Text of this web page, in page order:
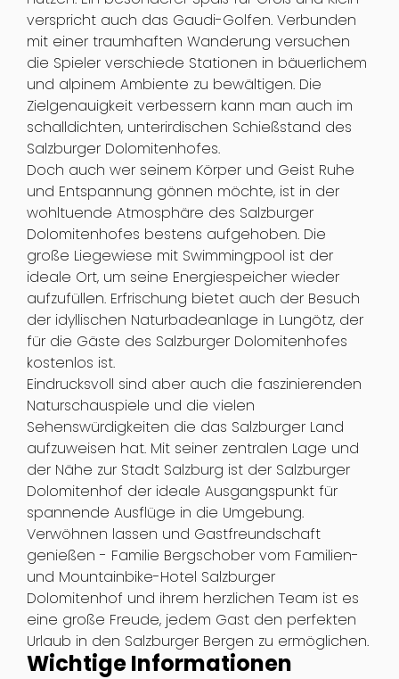
verspricht auch das Gaudi-Golfen. Verbunden
mit einer traumhaften Wanderung versuchen
die Spieler verschiede Stationen in bäuerlichem
und alpinem Ambiente zu bewältigen. Die
Zielgenauigkeit verbessern kann man auch im
schalldichten, unterirdischen Schießstand des
Salzburger Dolomitenhofes.
Doch auch wer seinem Körper und Geist Ruhe
und Entspannung gönnen möchte, ist in der
wohltuende Atmosphäre des Salzburger
Dolomitenhofes bestens aufgehoben. Die
große Liegewiese mit Swimmingpool ist der
ideale Ort, um seine Energiespeicher wieder
aufzufüllen. Erfrischung bietet auch der Besuch
der idyllischen Naturbadeanlage in Lungötz, der
für die Gäste des Salzburger Dolomitenhofes
kostenlos ist.
Eindrucksvoll sind aber auch die faszinierenden
Naturschauspiele und die vielen
Sehenswürdigkeiten die das Salzburger Land
aufzuweisen hat. Mit seiner zentralen Lage und
der Nähe zur Stadt Salzburg ist der Salzburger
Dolomitenhof der ideale Ausgangspunkt für
spannende Ausflüge in die Umgebung.
Verwöhnen lassen und Gastfreundschaft
genießen - Familie Bergschober vom Familien-
und Mountainbike-Hotel Salzburger
Dolomitenhof und ihrem herzlichen Team ist es
eine große Freude, jedem Gast den perfekten
Urlaub in den Salzburger Bergen zu ermöglichen.
Wichtige Informationen